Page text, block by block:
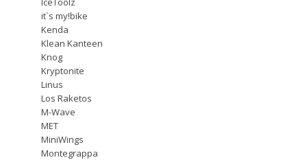
it`s my!bike
Kenda
Klean Kanteen
Knog
Kryptonite
Linus
Los Raketos
M-Wave
MET
MiniWings
Montegrappa